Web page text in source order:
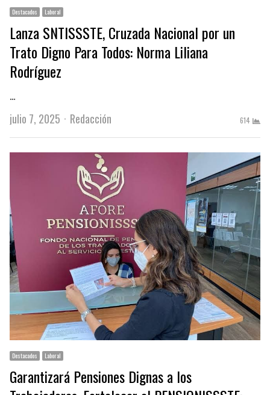
Destacados Laboral
Lanza SNTISSSTE, Cruzada Nacional por un
Trato Digno Para Todos: Norma Liliana
Rodríguez
…
julio 7, 2025
Author
Redacción 614
Destacados Laboral
Garantizará Pensiones Dignas a los